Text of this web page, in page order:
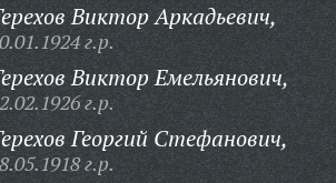
Виктор Аркадьевич,
г.р.
Виктор Емельянович,
г.р.
Георгий Стефанович,
г.р.